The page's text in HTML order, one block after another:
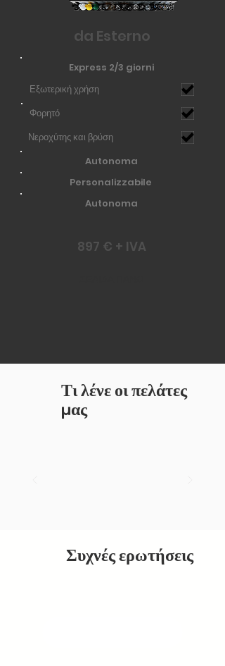
da Esterno
Express 2/3 giorni
Εξωτερική χρήση
Φορητό
Νεροχύτης και βρύση
Autonoma
Personalizzabile
Autonoma
897 € + IVA
Τι λένε οι πελάτες
μας
Συχνές ερωτήσεις